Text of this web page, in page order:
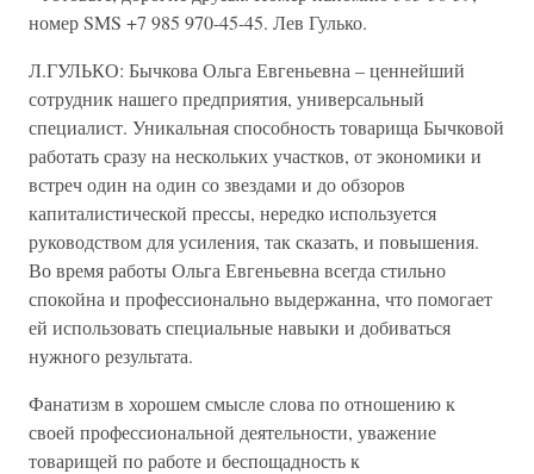
номер SMS +7 985 970-45-45. Лев Гулько.
Л.ГУЛЬКО: Бычкова Ольга Евгеньевна – ценнейший
сотрудник нашего предприятия, универсальный
специалист. Уникальная способность товарища Бычковой
работать сразу на нескольких участков, от экономики и
встреч один на один со звездами и до обзоров
капиталистической прессы, нередко используется
руководством для усиления, так сказать, и повышения.
Во время работы Ольга Евгеньевна всегда стильно
спокойна и профессионально выдержанна, что помогает
ей использовать специальные навыки и добиваться
нужного результата.
Фанатизм в хорошем смысле слова по отношению к
своей профессиональной деятельности, уважение
товарищей по работе и беспощадность к